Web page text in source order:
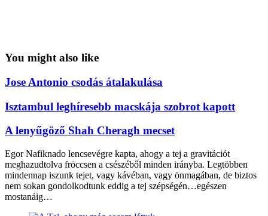
You might also like
Jose Antonio csodás átalakulása
Isztambul leghíresebb macskája szobrot kapott
A lenyűgöző Shah Cheragh mecset
Egor Nafiknado lencsevégre kapta, ahogy a tej a gravitációt
meghazudtolva fröccsen a csészéből minden irányba. Legtöbben
mindennap iszunk tejet, vagy kávéban, vagy önmagában, de biztos
nem sokan gondolkodtunk eddig a tej szépségén…egészen
mostanáig…